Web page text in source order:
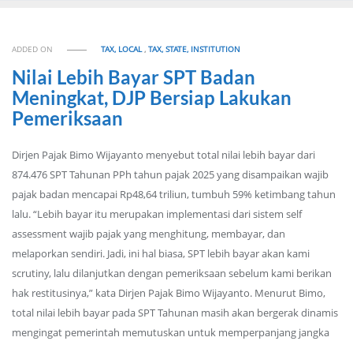
ADDED ON TAX, LOCAL,TAX, STATE, INSTITUTION
Nilai Lebih Bayar SPT Badan
Meningkat, DJP Bersiap Lakukan
Pemeriksaan
Dirjen Pajak Bimo Wijayanto menyebut total nilai lebih bayar dari
874.476 SPT Tahunan PPh tahun pajak 2025 yang disampaikan wajib
pajak badan mencapai Rp48,64 triliun, tumbuh 59% ketimbang tahun
lalu. “Lebih bayar itu merupakan implementasi dari sistem self
assessment wajib pajak yang menghitung, membayar, dan
melaporkan sendiri. Jadi, ini hal biasa, SPT lebih bayar akan kami
scrutiny, lalu dilanjutkan dengan pemeriksaan sebelum kami berikan
hak restitusinya,” kata Dirjen Pajak Bimo Wijayanto. Menurut Bimo,
total nilai lebih bayar pada SPT Tahunan masih akan bergerak dinamis
mengingat pemerintah memutuskan untuk memperpanjang jangka